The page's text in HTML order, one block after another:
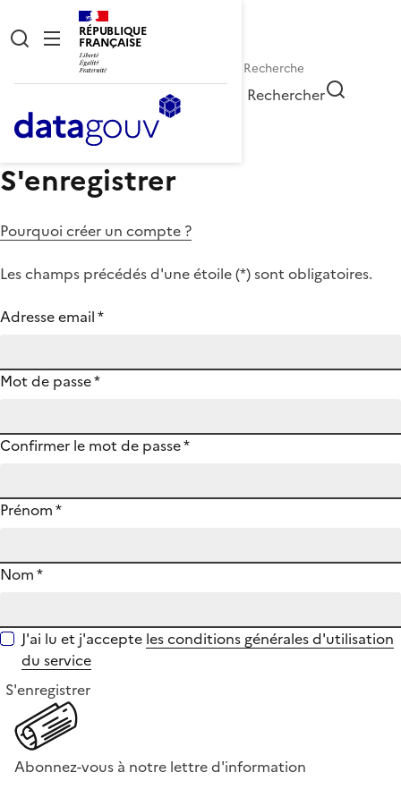
RÉPUBLIQUE
FRANÇAISE
Rechercher
S'enregistrer
Pourquoi créer un compte ?
Les champs précédés d'une étoile (*) sont obligatoires.
Adresse email*
Mot de passe*
Confirmer le mot de passe*
Prénom*
Nom*
J'ai lu et j'accepte les conditions générales d'utilisation
du service
S'enregistrer
Abonnez-vous à notre lettre d'information